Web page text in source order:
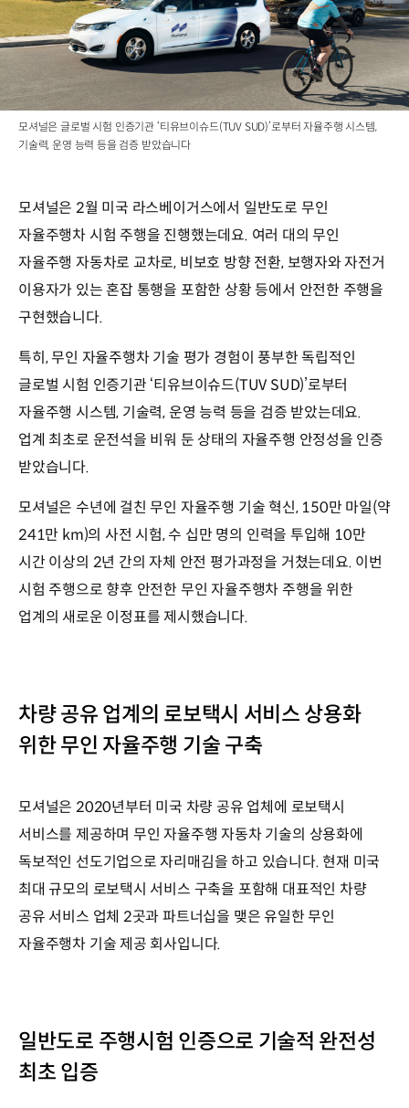
모셔널은 글로벌 시험 인증기관 ‘티유브이슈드(TUV SUD)’로부터 자율주행 시스템,
기술력, 운영 능력 등을 검증 받았습니다
모셔널은 2월 미국 라스베이거스에서 일반도로 무인
자율주행차 시험 주행을 진행했는데요. 여러 대의 무인
자율주행 자동차로 교차로, 비보호 방향 전환, 보행자와 자전거
이용자가 있는 혼잡 통행을 포함한 상황 등에서 안전한 주행을
구현했습니다.
특히, 무인 자율주행차 기술 평가 경험이 풍부한 독립적인
글로벌 시험 인증기관 ‘티유브이슈드(TUV SUD)’로부터
자율주행 시스템, 기술력, 운영 능력 등을 검증 받았는데요.
업계 최초로 운전석을 비워 둔 상태의 자율주행 안정성을 인증
받았습니다.
모셔널은 수년에 걸친 무인 자율주행 기술 혁신, 150만 마일(약
241만 km)의 사전 시험, 수 십만 명의 인력을 투입해 10만
시간 이상의 2년 간의 자체 안전 평가과정을 거쳤는데요. 이번
시험 주행으로 향후 안전한 무인 자율주행차 주행을 위한
업계의 새로운 이정표를 제시했습니다.
차량 공유 업계의 로보택시 서비스 상용화
위한 무인 자율주행 기술 구축
모셔널은 2020년부터 미국 차량 공유 업체에 로보택시
서비스를 제공하며 무인 자율주행 자동차 기술의 상용화에
독보적인 선도기업으로 자리매김을 하고 있습니다. 현재 미국
최대 규모의 로보택시 서비스 구축을 포함해 대표적인 차량
공유 서비스 업체 2곳과 파트너십을 맺은 유일한 무인
자율주행차 기술 제공 회사입니다.
일반도로 주행시험 인증으로 기술적 완전성
최초 입증